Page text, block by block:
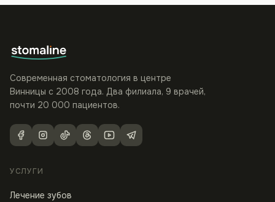
Современная стоматология в центре
Винницы с 2008 года. Два филиала, 9 врачей,
почти 20 000 пациентов.
УСЛУГИ
Лечение зубов